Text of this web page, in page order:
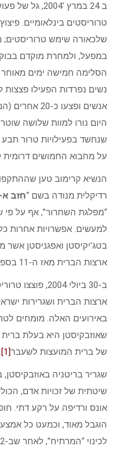
ב 24 במרץ
שלכאורה שימש טרוריסטים;
במפעל, ולמחרת מוקדם
נשים נפרדות הפעילו
אנשים ופצעו
היום נורו למוות שלושה
על מחבוא החמושים דרומית
הנשיא קרימוב טען
רדיקלית מנודה בשם “חִזבּ
“מפלגת השחרור”, אף על
למעשים. אפשרויות אחרות
בטג’יקיסטן ואפגניסטן
ארצות הברית מאז ה-11 בספטמבר 2001.
ב-30 ביולי
ארצות הברית ושגרירות
באירועים האלה. מומחים
שאוזבקיסטן היא בעלת
של ברית המועצות לשעבר[1]
.
שיטתית של זכויות אדם,
אונס ורדיפה על רקע דתי.
הוגבל מאוד, וכמעט כל